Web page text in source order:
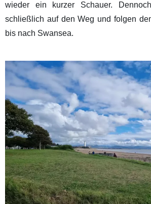
wieder ein kurzer Schauer.
schließlich auf den Weg und folgen
bis nach Swansea.